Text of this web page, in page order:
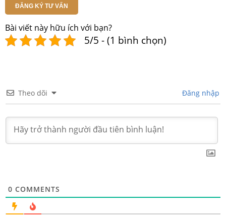
ĐĂNG KÝ TƯ VẤN
Bài viết này hữu ích với bạn?
5/5 - (1 bình chọn)
Theo dõi Đăng nhập
0 COMMENTS